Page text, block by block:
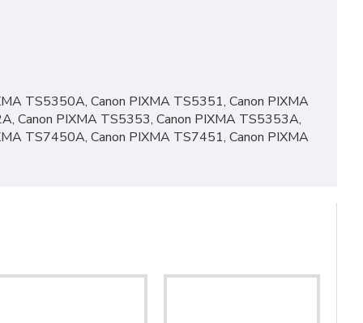
TS5350A, Canon PIXMA TS5351, Canon PIXMA
Canon PIXMA TS5353, Canon PIXMA TS5353A,
TS7450A, Canon PIXMA TS7451, Canon PIXMA